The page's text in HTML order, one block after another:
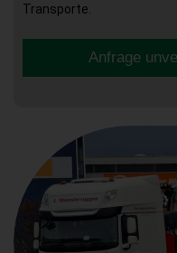
Transporte.
Anfrage